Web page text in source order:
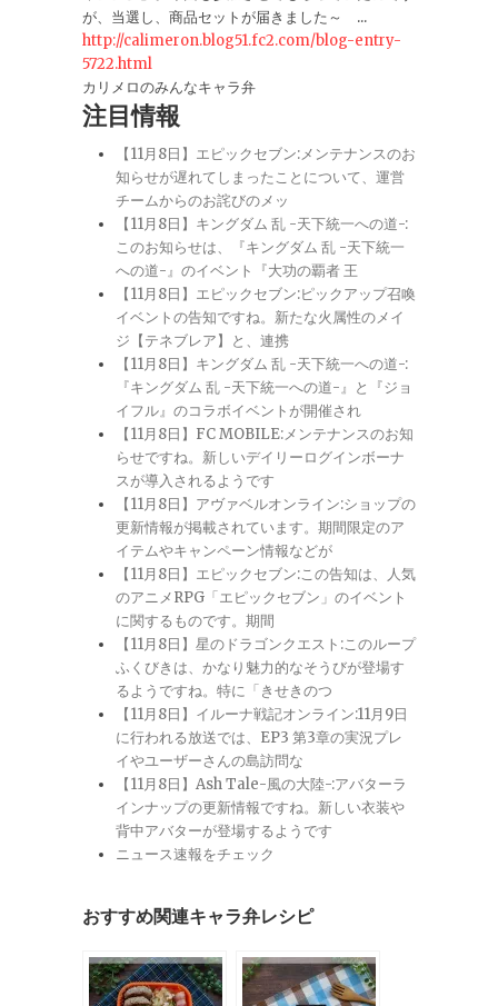
が、当選し、商品セットが届きました～ ...
http://calimeron.blog51.fc2.com/blog-entry-
5722.html
カリメロのみんなキャラ弁
注目情報
【11月8日】エピックセブン:メンテナンスのお
知らせが遅れてしまったことについて、運営
チームからのお詫びのメッ
【11月8日】キングダム 乱 -天下統一への道-:
このお知らせは、『キングダム 乱 -天下統一
への道-』のイベント『大功の覇者 王
【11月8日】エピックセブン:ピックアップ召喚
イベントの告知ですね。新たな火属性のメイ
ジ【テネブレア】と、連携
【11月8日】キングダム 乱 -天下統一への道-:
『キングダム 乱 -天下統一への道-』と『ジョ
イフル』のコラボイベントが開催され
【11月8日】FC MOBILE:メンテナンスのお知
らせですね。新しいデイリーログインボーナ
スが導入されるようです
【11月8日】アヴァベルオンライン:ショップの
更新情報が掲載されています。期間限定のア
イテムやキャンペーン情報などが
【11月8日】エピックセブン:この告知は、人気
のアニメRPG「エピックセブン」のイベント
に関するものです。期間
【11月8日】星のドラゴンクエスト:このループ
ふくびきは、かなり魅力的なそうびが登場す
るようですね。特に「きせきのつ
【11月8日】イルーナ戦記オンライン:11月9日
に行われる放送では、EP3 第3章の実況プレ
イやユーザーさんの島訪問な
【11月8日】Ash Tale-風の大陸-:アバターラ
インナップの更新情報ですね。新しい衣装や
背中アバターが登場するようです
ニュース速報をチェック
おすすめ関連キャラ弁レシピ